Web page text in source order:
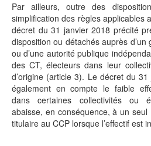
Par ailleurs, outre des
simplification des règles applicables
décret du 31 janvier 2018 précité
disposition ou détachés auprès d’un
ou d’une autorité publique
des CT, électeurs dans leur
d’origine (article 3). Le décret du
également en compte le faible
dans certaines collectivités ou
abaisse, en conséquence, à un
titulaire au CCP lorsque l’effectif est